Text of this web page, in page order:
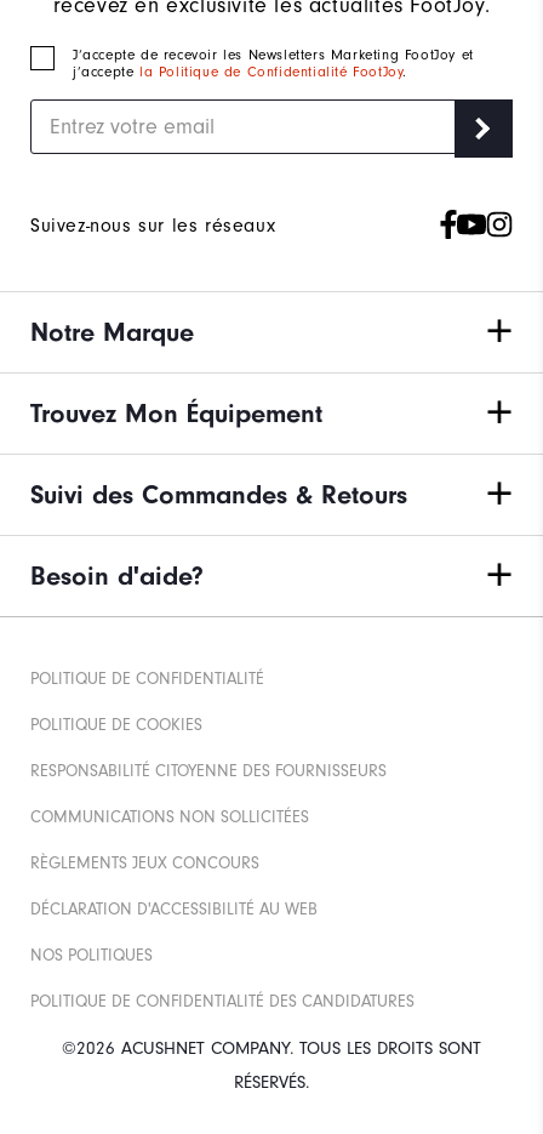
recevez en exclusivité les actualités FootJoy.
J‘accepte de recevoir les Newsletters Marketing FootJoy et
j’accepte la Politique de Confidentialité FootJoy.
Suivez-nous sur les réseaux
Notre Marque
Trouvez Mon Équipement
Suivi des Commandes & Retours
Besoin d'aide?
©2026 ACUSHNET COMPANY. TOUS LES DROITS SONT
RÉSERVÉS.
POLITIQUE DE CONFIDENTIALITÉ
POLITIQUE DE COOKIES
RESPONSABILITÉ CITOYENNE DES FOURNISSEURS
COMMUNICATIONS NON SOLLICITÉES
RÈGLEMENTS JEUX CONCOURS
DÉCLARATION D'ACCESSIBILITÉ AU WEB
NOS POLITIQUES
POLITIQUE DE CONFIDENTIALITÉ DES CANDIDATURES